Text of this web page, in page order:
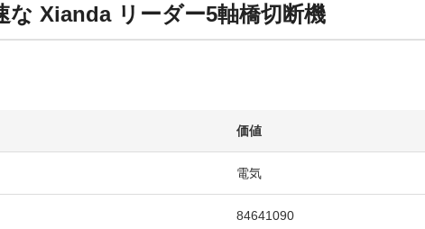
な Xianda リーダー5軸橋切断機
価値
電気
84641090